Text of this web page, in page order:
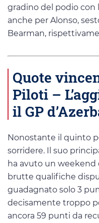
gradino del podio con
anche per Alonso,
Bearman,
Quote
Piloti –
il GP
Nonostante il quinto
sorridere. Il suo
ha avuto un weekend
brutte qualifiche
guadagnato solo 3
decisamente troppo
ancora 59 punti da